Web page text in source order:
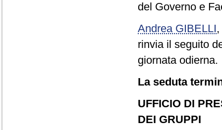
del Governo e
Andrea GIBELLI,
rinvia il seguito
giornata odierna.
La seduta
UFFICIO DI
DEI GRUPPI